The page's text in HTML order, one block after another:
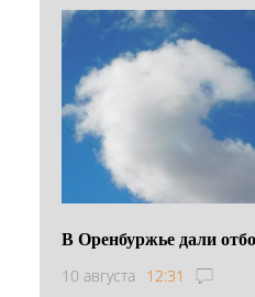
В Оренбуржье дали
10 августа 12:31